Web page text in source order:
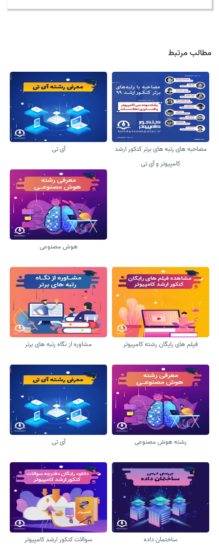
مطالب مرتبط
مصاحبه های رتبه های برتر کنکور ارشد
کامپیوتر و آی تی
آی تی
هوش مصنوعی
فیلم های رایگان رشته کامپیوتر مشاوره از نگاه رتبه های برتر
رشته هوش مصنوعی آی تی
ساختمان داده سوالات کنکور ارشد کامپیوتر